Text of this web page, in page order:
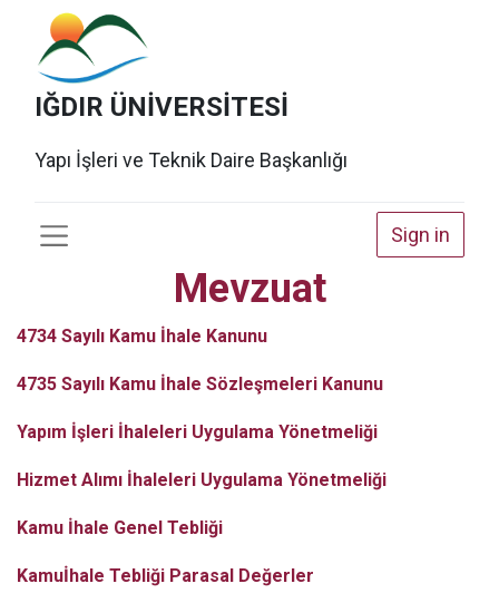
IĞDIR ÜNİVERSİTESİ
Yapı İşleri ve Teknik Daire Başkanlığı
Sign in
Mevzuat
4734 Sayılı Kamu İhale Kanunu
4735 Sayılı Kamu İhale Sözleşmeleri Kanunu
Yapım İşleri İhaleleri Uygulama Yönetmeliği
Hizmet Alımı İhaleleri Uygulama Yönetmeliği
Kamu İhale Genel Tebliği
Kamuİhale Tebliği Parasal Değerler